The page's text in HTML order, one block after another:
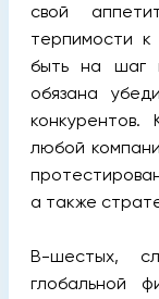
свой
терпимости
быть на шаг
обязана
любой
а также
В-шестых,
глобальной